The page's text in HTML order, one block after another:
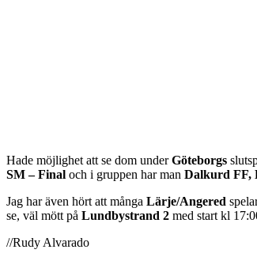
Hade möjlighet att se dom underGöteborgs
SM – Final och i gruppen har man Dalkurd FF,
Jag har även hört att många Lärje/Angered
se, väl mött på Lundbystrand 2 med start kl
//Rudy Alvarado